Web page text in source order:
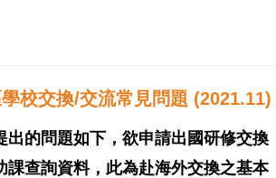
校交換/交流常見問題 (2021.11)
出的問題如下，欲申請出國研修交換
課查詢資料，此為赴海外交換之基本